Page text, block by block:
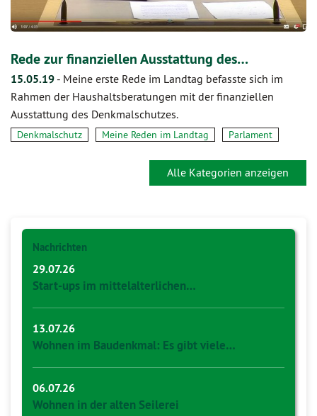
Rede zur finanziellen Ausstattung des…
15.05.19 - Meine erste Rede im Landtag befasste sich im
Rahmen der Haushaltsberatungen mit der finanziellen
Ausstattung des Denkmalschutzes.
Denkmalschutz Meine Reden im Landtag Parlament
Alle Kategorien anzeigen
Nachrichten
29.07.26
Start-ups im mittelalterlichen…
13.07.26
Wohnen im Baudenkmal: Es gibt viele…
06.07.26
Wohnen in der alten Seilerei